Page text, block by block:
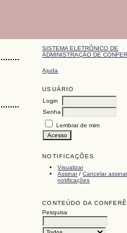
SISTEMA ELETRÔNICO DE
ADMINISTRAÇÃO DE
Ajuda
USUÁRIO
Login
Senha
Lembrar de mim
NOTIFICAÇÕES
Visualizar
Assinar/Cancelar
notificações
CONTEÚDO DA
Pesquisa